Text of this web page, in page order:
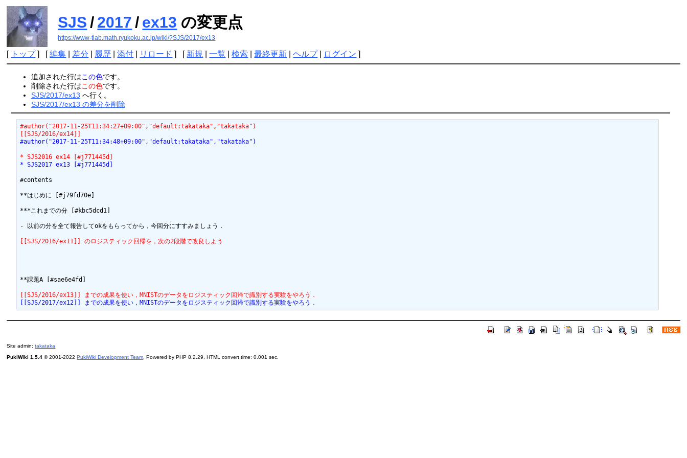
SJS / 2017 / ex13 の変更点
https://www-tlab.math.ryukoku.ac.jp/wiki/?SJS/2017/ex13
[ トップ] [編集 差分 履歴 |添付 リロード ] [ 新規 |一覧 |検索 |最終更新 |ヘルプ| ログイン ]
追加された行はこの色です。
削除された行はこの色です。
SJS/2017/ex13 へ行く。
SJS/2017/ex13 の差分を削除
#author("2017-11-25T11:34:27+09:00","default:takataka","takataka")
[[SJS/2016/ex14]]
#author("2017-11-25T11:34:48+09:00","default:takataka","takataka")
* SJS2016 ex14 [#j771445d]
* SJS2017 ex13 [#j771445d]
#contents
**はじめに [#j79fd70e]
***これまでの分 [#kbc5dcd1]
- 以前の分を全て報告してokをもらってから，今回分にすすみましょう．
[[SJS/2016/ex11]] のロジスティック回帰を，次の2段階で改良しよう
**課題A [#sae6e4fd]
[[SJS/2016/ex13]] までの成果を使い，MNISTのデータをロジスティック回帰で識別する実験をやろう．
[[SJS/2017/ex12]] までの成果を使い，MNISTのデータをロジスティック回帰で識別する実験をやろう．
Site admin:takataka
PukiWiki 1.5.4 © 2001-2022PukiWiki Development Team. Powered by PHP 8.2.29. HTML convert time: 0.001 sec.